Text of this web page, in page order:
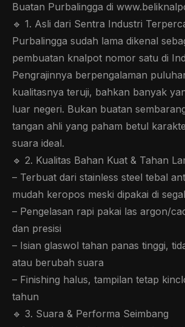
Buatan Purbalingga di
🔹 1. Asli dari Sentra Industri
Purbalingga sudah lama dikenal
pembuatan knalpot nomor satu di
Pengrajinnya berpengalaman
kualitasnya teruji, bahkan banyak
luar negeri. Bukan buatan
tangan ahli yang paham betul
suara ideal.
🔹 2. Kualitas Bahan Kuat & Tahan
– Terbuat dari stainless steel tebal
mudah keropos meski dipakai di
– Pengelasan rapi pakai las argon/
dan presisi
– Isian glaswol tahan panas tinggi,
atau berubah suara
– Finishing halus, tampilan tetap
tahun
🔹 3. Suara & Performa Seimbang